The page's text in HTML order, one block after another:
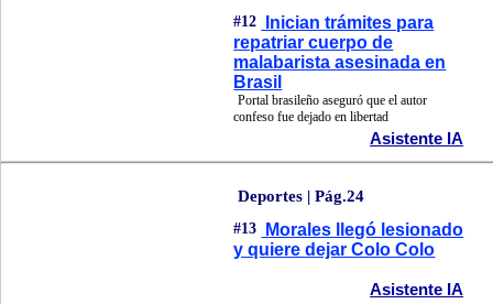
#12
Inician trámites para
repatriar cuerpo de
malabarista asesinada en
Brasil
Portal brasileño aseguró que el autor
confeso fue dejado en libertad
Asistente IA
Deportes | Pág.24
#13
Morales llegó lesionado
y quiere dejar Colo Colo
Asistente IA